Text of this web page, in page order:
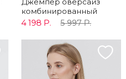
Джемпер оверсайз
комбинированный
4 198 Р.
5 997 Р.